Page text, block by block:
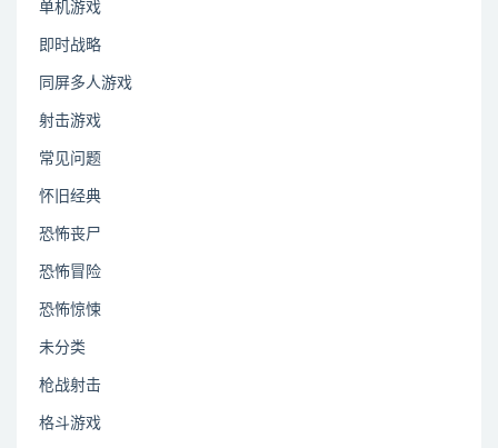
单机游戏
即时战略
同屏多人游戏
射击游戏
常见问题
怀旧经典
恐怖丧尸
恐怖冒险
恐怖惊悚
未分类
枪战射击
格斗游戏